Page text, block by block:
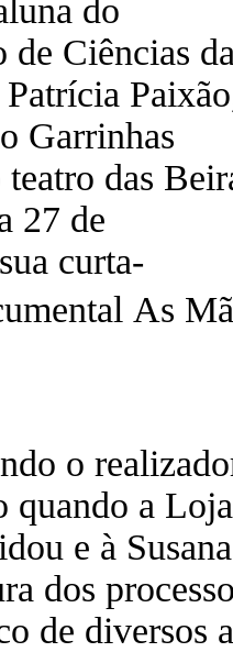
do
de Ciências
Garrinhas
das
27 de
curta-
As
o
quando a
e à
dos
de diversos